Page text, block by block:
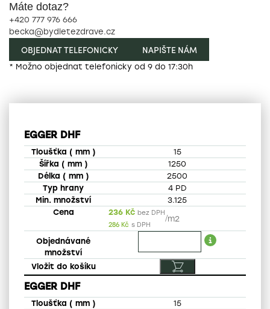
Máte dotaz?
+420 777 976 666
becka@bydletezdrave.cz
OBJEDNAT TELEFONICKY NAPIŠTE NÁM
* Možno objednat telefonicky od 9 do 17:30h
EGGER DHF
15
1250
2500
4 PD
3.125
236 Kč bez DPH
286 Kč s DPH
/m2
EGGER DHF
15